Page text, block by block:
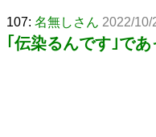
107: 名無しさん 2022/10/
｢伝染るんです｣で